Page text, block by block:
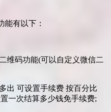
能有以下：
维码功能(可以自定义微信二
出 可设置手续费 按百分比
一次结算多少钱免手续费;